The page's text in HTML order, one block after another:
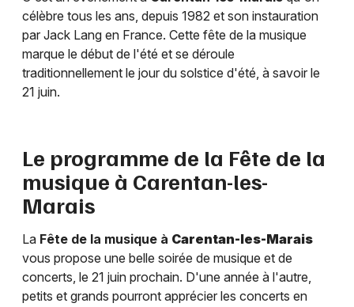
célèbre tous les ans, depuis 1982 et son instauration
par Jack Lang en France. Cette fête de la musique
marque le début de l'été et se déroule
traditionnellement le jour du solstice d'été, à savoir le
21 juin.
Le programme de la Fête de la
musique à Carentan-les-
Marais
La Fête de la musique à Carentan-les-Marais
vous propose une belle soirée de musique et de
concerts, le 21 juin prochain. D'une année à l'autre,
petits et grands pourront apprécier les concerts en